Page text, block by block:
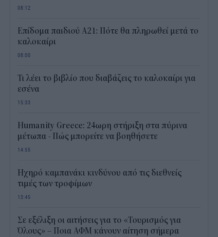
08:12
Επίδομα παιδιού Α21: Πότε θα πληρωθεί μετά το
καλοκαίρι
08:00
Τι λέει το βιβλίο που διαβάζεις το καλοκαίρι για
εσένα
15:33
Humanity Greece: 24ωρη στήριξη στα πύρινα
μέτωπα - Πώς μπορείτε να βοηθήσετε
14:55
Ηχηρό καμπανάκι κινδύνου από τις διεθνείς
τιμές των τροφίμων
13:45
Σε εξέλιξη οι αιτήσεις για το «Τουρισμός για
Όλους» – Ποια ΑΦΜ κάνουν αίτηση σήμερα